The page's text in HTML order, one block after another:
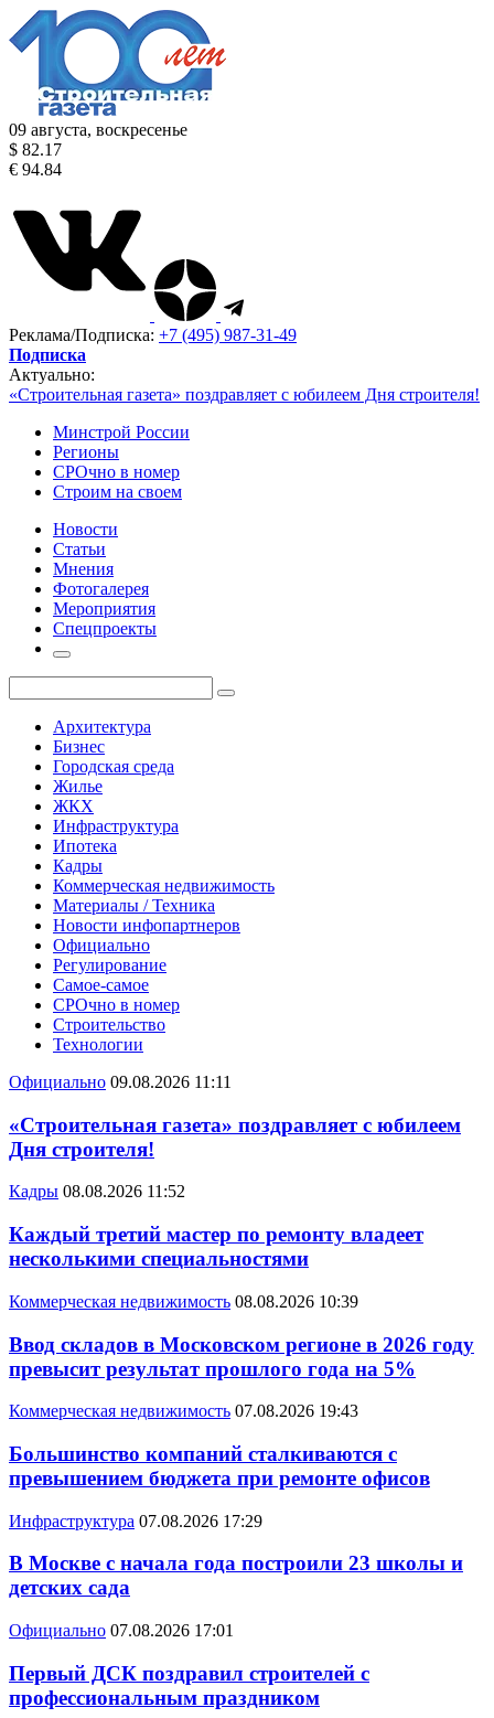
09 августа, воскресенье
$ 82.17
€ 94.84
Реклама/Подписка: +7 (495) 987-31-49
Подписка
Актуально:
«Строительная газета» поздравляет с юбилеем Дня строителя!
Минстрой России
Регионы
СРОчно в номер
Строим на своем
Новости
Статьи
Мнения
Фотогалерея
Мероприятия
Спецпроекты
Архитектура
Бизнес
Городская среда
Жилье
ЖКХ
Инфраструктура
Ипотека
Кадры
Коммерческая недвижимость
Материалы / Техника
Новости инфопартнеров
Официально
Регулирование
Самое-самое
СРОчно в номер
Строительство
Технологии
Официально 09.08.2026 11:11
«Строительная газета» поздравляет с юбилеем
Дня строителя!
Кадры 08.08.2026 11:52
Каждый третий мастер по ремонту владеет
несколькими специальностями
Коммерческая недвижимость 08.08.2026 10:39
Ввод складов в Московском регионе в 2026 году
превысит результат прошлого года на 5%
Коммерческая недвижимость 07.08.2026 19:43
Большинство компаний сталкиваются с
превышением бюджета при ремонте офисов
Инфраструктура 07.08.2026 17:29
В Москве с начала года построили 23 школы и
детских сада
Официально 07.08.2026 17:01
Первый ДСК поздравил строителей с
профессиональным праздником